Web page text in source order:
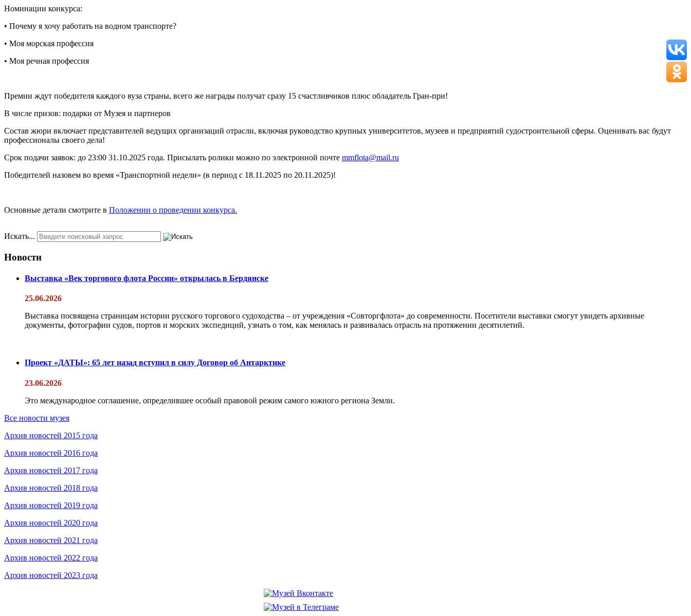
Номинации конкурса:
• Почему я хочу работать на водном транспорте?
• Моя морская профессия
• Моя речная профессия
Премии ждут победителя каждого вуза страны, всего же награды получат сразу 15 счастливчиков плюс обладатель Гран-при!
В числе призов: подарки от Музея и партнеров
Состав жюри включает представителей ведущих организаций отрасли, включая руководство крупных университетов, музеев и предприятий судостроительной сферы. Оценивать вас будут
профессионалы своего дела!
Срок подачи заявок: до 23:00 31.10.2025 года. Присылать ролики можно по электронной почте mmflota@mail.ru
Победителей назовем во время «Транспортной недели» (в период с 18.11.2025 по 20.11.2025)!
Основные детали смотрите в Положении о проведении конкурса.
Искать...
Новости
Выставка «Век торгового флота России» открылась в Бердянске
25.06.2026
Выставка посвящена страницам истории русского торгового судоходства – от учреждения «Совторгфлота» до современности. Посетители выставки смогут увидеть архивные
документы, фотографии судов, портов и морских экспедиций, узнать о том, как менялась и развивалась отрасль на протяжении десятилетий.
Проект «ДАТЫ»: 65 лет назад вступил в силу Договор об Антарктике
23.06.2026
Это международное соглашение, определившее особый правовой режим самого южного региона Земли.
Все новости музея
Архив новостей 2015 года
Архив новостей 2016 года
Архив новостей 2017 года
Архив новостей 2018 года
Архив новостей 2019 года
Архив новостей 2020 года
Архив новостей 2021 года
Архив новостей 2022 года
Архив новостей 2023 года